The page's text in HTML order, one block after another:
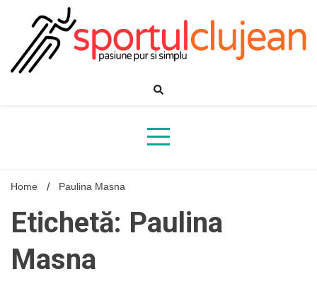
Home Paulina Masna
Etichetă: Paulina
Masna